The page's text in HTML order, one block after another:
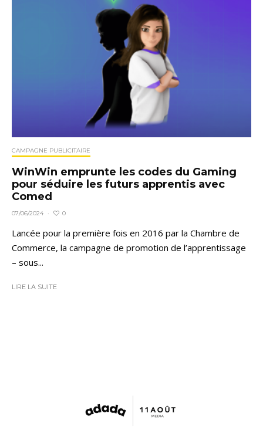
CAMPAGNE PUBLICITAIRE
WinWin emprunte les codes du Gaming
pour séduire les futurs apprentis avec
Comed
07/06/2024 · 0
Lancée pour la première fois en 2016 par la Chambre de
Commerce, la campagne de promotion de l’apprentissage
– sous...
LIRE LA SUITE